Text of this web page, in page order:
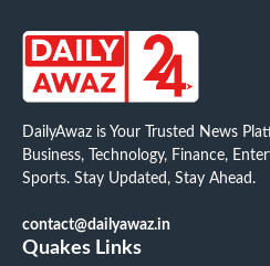
DailyAwaz is Your Trusted News
Business, Technology, Finance,
Sports. Stay Updated, Stay Ahead.
contact@dailyawaz.in
Quakes Links